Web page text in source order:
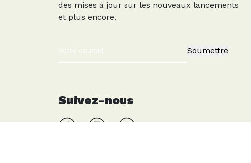
des mises à jour sur les nouveaux lancements
et plus encore.
Soumettre
Suivez-nous